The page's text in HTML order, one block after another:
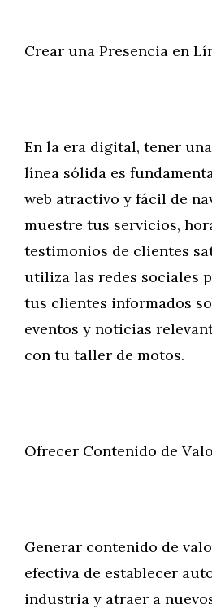
Crear una Presencia en
En la era digital, tener
línea sólida es
web atractivo y fácil de
muestre tus servicios,
testimonios de clientes
utiliza las redes sociales
tus clientes informados
eventos y noticias
con tu taller de motos.
Ofrecer Contenido de
Generar contenido de
efectiva de establecer
industria y atraer a